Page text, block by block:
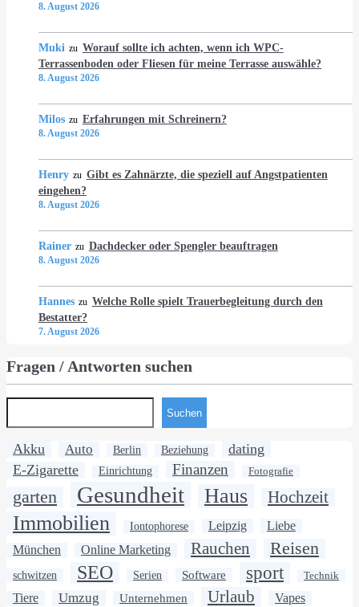
8. August 2026
Muki zu Worauf sollte ich achten, wenn ich WPC-
Terrassenboden oder Fliesen für meine Terrasse auswähle?
8. August 2026
Milos zu Erfahrungen mit Schreinern?
8. August 2026
Henry zu Gibt es Zahnärzte, die speziell auf Angstpatienten
eingehen?
8. August 2026
Rainer zu Dachdecker oder Spengler beauftragen
8. August 2026
Hannes zu Welche Rolle spielt Trauerbegleitung durch den
Bestatter?
7. August 2026
Fragen / Antworten suchen
Suchen
Akku Auto Berlin Beziehung
dating
E-Zigarette
Einrichtung Finanzen Fotografie
garten Gesundheit Haus Hochzeit
Immobilien Iontophorese Leipzig Liebe
München Online Marketing Rauchen Reisen
schwitzen SEO Serien Software sport Technik
Tiere Umzug Unternehmen Urlaub Vapes